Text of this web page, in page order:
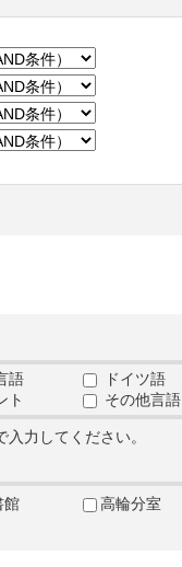
語 ドイツ語
ト
その他言語
力してください。
館 高輪分室